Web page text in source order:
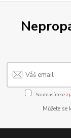
Souhlasím se
Můžete